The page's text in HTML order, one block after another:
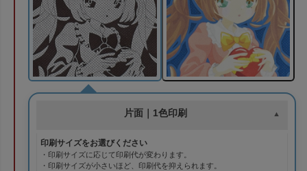
片面｜1色印刷
印刷サイズをお選びください
・印刷サイズに応じて印刷代が変わります。
・印刷サイズが小さいほど、印刷代を抑えられます。